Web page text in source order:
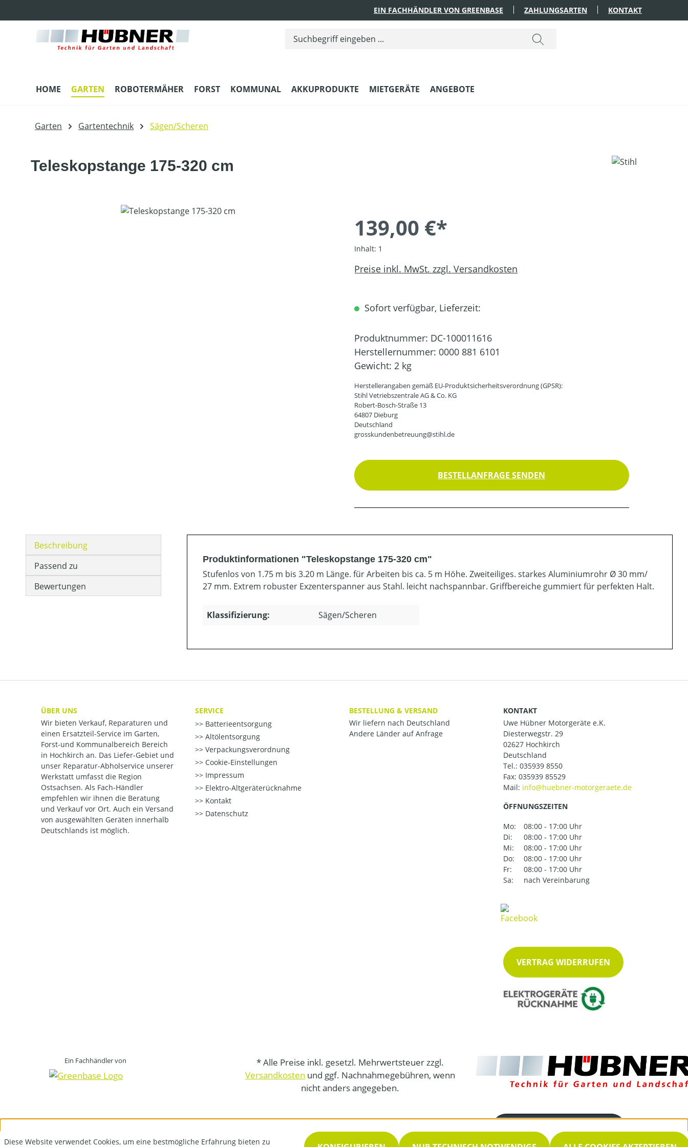
EIN FACHHÄNDLER VON GREENBASE ZAHLUNGSARTEN KONTAKT
HOME GARTEN ROBOTERMÄHER FORST KOMMUNAL AKKUPRODUKTE MIETGERÄTE ANGEBOTE
Garten Gartentechnik Sägen/Scheren
Teleskopstange 175-320 cm
Bildergalerie überspringen
139,00 €*
Inhalt: 1
Preise inkl. MwSt. zzgl. Versandkosten
Sofort verfügbar, Lieferzeit:
Produktnummer: DC-100011616
Herstellernummer: 0000 881 6101
Gewicht: 2 kg
Herstellerangaben gemäß EU-Produktsicherheitsverordnung (GPSR):
Stihl Vetriebszentrale AG & Co. KG
Robert-Bosch-Straße 13
64807 Dieburg
Deutschland
grosskundenbetreuung@stihl.de
BESTELLANFRAGE SENDEN
Beschreibung
Passend zu
Bewertungen
Produktinformationen "Teleskopstange 175-320 cm"
Stufenlos von 1.75 m bis 3.20 m Länge. für Arbeiten bis ca. 5 m Höhe. Zweiteiliges. starkes Aluminiumrohr Ø 30 mm/
27 mm. Extrem robuster Exzenterspanner aus Stahl. leicht nachspannbar. Griffbereiche gummiert für perfekten Halt.
Klassifizierung: Sägen/Scheren
ÜBER UNS
Wir bieten Verkauf, Reparaturen und
einen Ersatzteil-Service im Garten,
Forst-und Kommunalbereich Bereich
in Hochkirch an. Das Liefer-Gebiet und
unser Reparatur-Abholservice unserer
Werkstatt umfasst die Region
Ostsachsen. Als Fach-Händler
empfehlen wir ihnen die Beratung
und Verkauf vor Ort. Auch ein Versand
von ausgewählten Geräten innerhalb
Deutschlands ist möglich.
SERVICE
Batterieentsorgung
Altölentsorgung
Verpackungsverordnung
Cookie-Einstellungen
Impressum
Elektro-Altgeräterücknahme
Kontakt
Datenschutz
BESTELLUNG & VERSAND
Wir liefern nach Deutschland
Andere Länder auf Anfrage
KONTAKT
Uwe Hübner Motorgeräte e.K.
Diesterwegstr. 29
02627 Hochkirch
Deutschland
Tel.: 035939 8550
Fax: 035939 85529
Mail:
ÖFFNUNGSZEITEN
Mo:
08:00 - 17:00 Uhr
Di:
08:00 - 17:00 Uhr
Mi:
08:00 - 17:00 Uhr
Do:
08:00 - 17:00 Uhr
Fr:
08:00 - 17:00 Uhr
Sa:
nach Vereinbarung
VERTRAG WIDERRUFEN
Ein Fachhändler von
* Alle Preise inkl. gesetzl. Mehrwertsteuer zzgl.
Versandkosten und ggf. Nachnahmegebühren, wenn
nicht anders angegeben.
035939 8550
Diese Website verwendet Cookies, um eine bestmögliche Erfahrung bieten zu